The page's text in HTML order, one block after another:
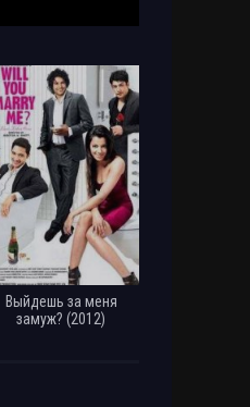
Выйдешь за меня
замуж? (2012)